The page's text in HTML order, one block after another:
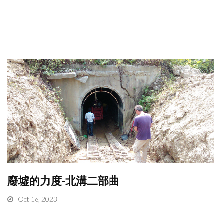
廢墟的力度-北溝二部曲
Oct 16, 2023